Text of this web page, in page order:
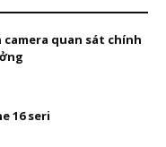
quan sát chính
16 seri